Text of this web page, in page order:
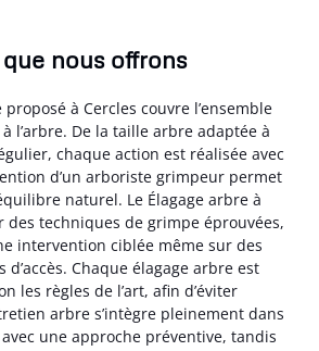
nous offrons
proposé à Cercles couvre l’ensemble
l’arbre. De la taille arbre adaptée à
chaque action est réalisée avec
d’un arboriste grimpeur permet
naturel. Le Élagage arbre à
des techniques de grimpe éprouvées,
intervention ciblée même sur des
Chaque élagage arbre est
les règles de l’art, afin d’éviter
arbre s’intègre pleinement dans
une approche préventive, tandis